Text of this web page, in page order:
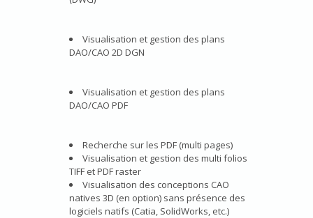
Visualisation et gestion des plans
DAO/CAO 2D DGN
Visualisation et gestion des plans
DAO/CAO PDF
Recherche sur les PDF (multi pages)
Visualisation et gestion des multi folios
TIFF et PDF raster
Visualisation des conceptions CAO
natives 3D (en option) sans présence des
logiciels natifs (Catia, SolidWorks, etc.)